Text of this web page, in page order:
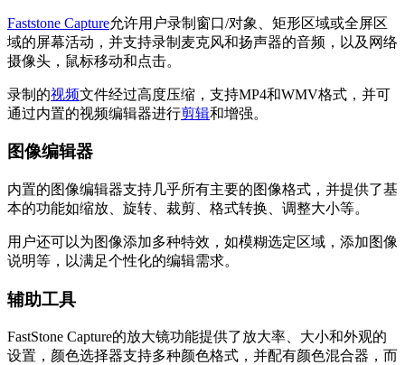
Faststone Capture允许用户录制窗口/对象、矩形区域或全屏区
域的屏幕活动，并支持录制麦克风和扬声器的音频，以及网络
摄像头，鼠标移动和点击。
录制的视频文件经过高度压缩，支持MP4和WMV格式，并可
通过内置的视频编辑器进行剪辑和增强。
图像编辑器
内置的图像编辑器支持几乎所有主要的图像格式，并提供了基
本的功能如缩放、旋转、裁剪、格式转换、调整大小等。
用户还可以为图像添加多种特效，如模糊选定区域，添加图像
说明等，以满足个性化的编辑需求。
辅助工具
FastStone Capture的放大镜功能提供了放大率、大小和外观的
设置，颜色选择器支持多种颜色格式，并配有颜色混合器，而